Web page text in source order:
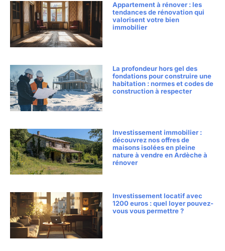
Appartement à rénover : les
tendances de rénovation qui
valorisent votre bien
immobilier
La profondeur hors gel des
fondations pour construire une
habitation : normes et codes de
construction à respecter
Investissement immobilier :
découvrez nos offres de
maisons isolées en pleine
nature à vendre en Ardèche à
rénover
Investissement locatif avec
1200 euros : quel loyer pouvez-
vous vous permettre ?